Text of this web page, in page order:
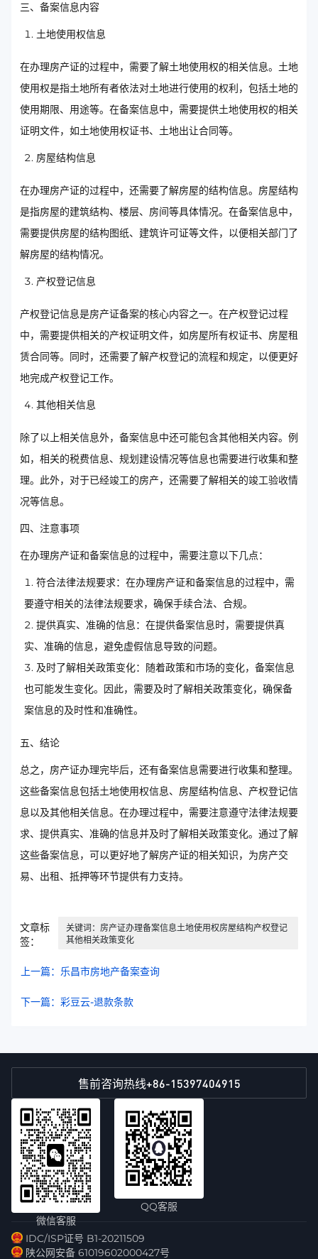
三、备案信息内容
土地使用权信息
在办理房产证的过程中，需要了解土地使用权的相关信息。土地
使用权是指土地所有者依法对土地进行使用的权利，包括土地的
使用期限、用途等。在备案信息中，需要提供土地使用权的相关
证明文件，如土地使用权证书、土地出让合同等。
房屋结构信息
在办理房产证的过程中，还需要了解房屋的结构信息。房屋结构
是指房屋的建筑结构、楼层、房间等具体情况。在备案信息中，
需要提供房屋的结构图纸、建筑许可证等文件，以便相关部门了
解房屋的结构情况。
产权登记信息
产权登记信息是房产证备案的核心内容之一。在产权登记过程
中，需要提供相关的产权证明文件，如房屋所有权证书、房屋租
赁合同等。同时，还需要了解产权登记的流程和规定，以便更好
地完成产权登记工作。
其他相关信息
除了以上相关信息外，备案信息中还可能包含其他相关内容。例
如，相关的税费信息、规划建设情况等信息也需要进行收集和整
理。此外，对于已经竣工的房产，还需要了解相关的竣工验收情
况等信息。
四、注意事项
在办理房产证和备案信息的过程中，需要注意以下几点：
符合法律法规要求：在办理房产证和备案信息的过程中，需
要遵守相关的法律法规要求，确保手续合法、合规。
提供真实、准确的信息：在提供备案信息时，需要提供真
实、准确的信息，避免虚假信息导致的问题。
及时了解相关政策变化：随着政策和市场的变化，备案信息
也可能发生变化。因此，需要及时了解相关政策变化，确保备
案信息的及时性和准确性。
五、结论
总之，房产证办理完毕后，还有备案信息需要进行收集和整理。
这些备案信息包括土地使用权信息、房屋结构信息、产权登记信
息以及其他相关信息。在办理过程中，需要注意遵守法律法规要
求、提供真实、准确的信息并及时了解相关政策变化。通过了解
这些备案信息，可以更好地了解房产证的相关知识，为房产交
易、出租、抵押等环节提供有力支持。
文章标
签：
关键词：房产证办理备案信息土地使用权房屋结构产权登记
其他相关政策变化
上一篇：乐昌市房地产备案查询
下一篇：彩豆云-退款条款
售前咨询热线+86-15397404915
微信客服
QQ客服
IDC/ISP证号 B1-20211509
陕公网安备 61019602000427号